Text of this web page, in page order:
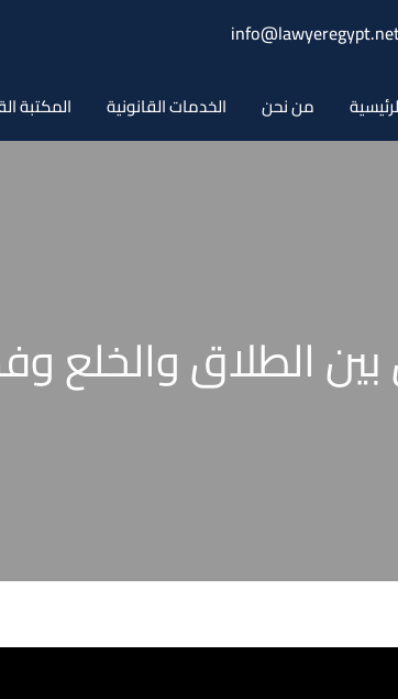
من نحن الخدمات القانونية المكتبة
بين الطلاق والخلع